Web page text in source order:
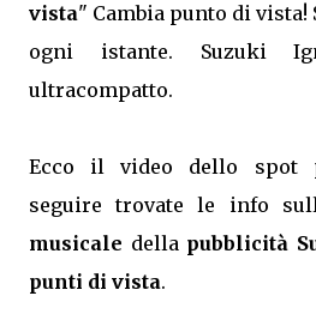
vista" Cambia punto di vista!
ogni istante. Suzuki
ultracompatto.
Ecco il video dello spot
seguire trovate le info
musicale della pubblicità
punti di vista.